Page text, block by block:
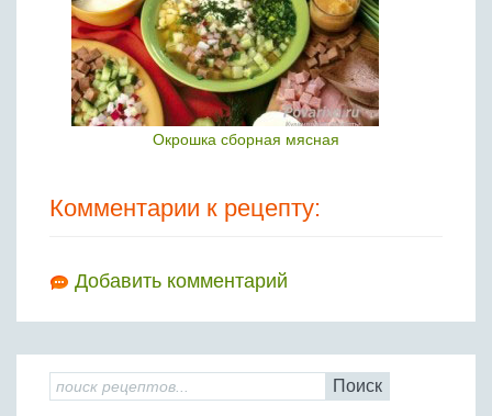
Окрошка сборная мясная
Комментарии к рецепту:
Добавить комментарий
Поиск